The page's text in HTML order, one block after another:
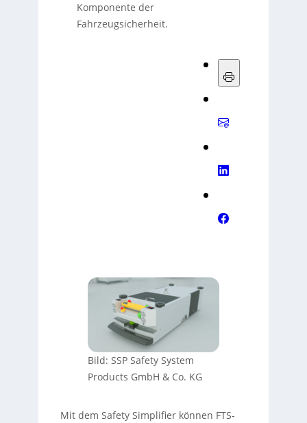
Komponente der
Fahrzeugsicherheit.
Bild: SSP Safety System
Products GmbH & Co. KG
Mit dem Safety Simplifier können FTS-